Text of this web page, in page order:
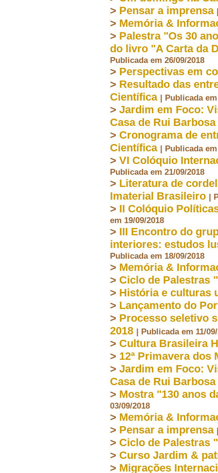
> Pensar a imprensa
> Memória &
> Palestra "Os 30
do livro "A Carta da
Publicada em 26/09/2018
> Perspectivas em
> Resultado das
Científica | Publicada em
> Jardim em Foco:
Casa de Rui Barbosa
> Cronograma de
Científica | Publicada em
> VI Colóquio
Publicada em 21/09/2018
> Literatura de
Imaterial Brasileiro |
> II Colóquio
em 19/09/2018
> III Encontro do
interiores: estudos
Publicada em 18/09/2018
> Memória &
> Ciclo de Palestras
> História e culturas
> Lançamento do
> Processo seletivo
2018 | Publicada em 11/
> Cultura Brasileira
> 12ª Primavera dos
> Jardim em Foco:
Casa de Rui Barbosa
> Mostra "130 anos
03/09/2018
> Memória &
> Pensar a imprensa
> Ciclo de Palestras
> Curso Jardim &
> Migrações